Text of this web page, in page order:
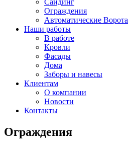
Ограждения
Автоматические Ворота
Наши работы
В работе
Кровли
Фасады
Дома
Заборы и навесы
Клиентам
О компании
Новости
Контакты
Ограждения